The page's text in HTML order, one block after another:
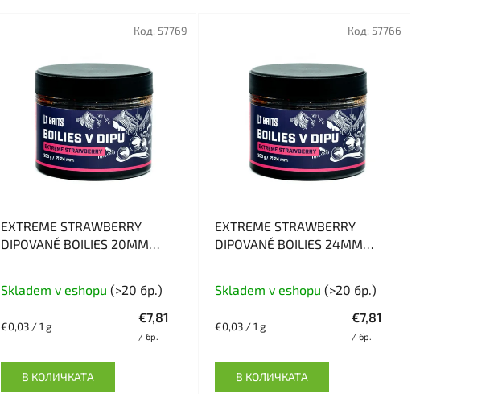
и
EXTREME STRAWBERRY
DIPOVANÉ BOILIES 20MM
Skladem v eshopu (>20 бр.)
€7,81
/ бр.
Измерване
€0,03 / 1 g
В КОЛИЧКАТА
Код: 57769
EXTREME STRAWBERRY
DIPOVANÉ BOILIES 24MM
оценка
продукта
е
5,0
Skladem v eshopu (>20 бр.)
€7,81
/ бр.
Измерване
€0,03 / 1 g
В КОЛИЧКАТА
Код: 57766